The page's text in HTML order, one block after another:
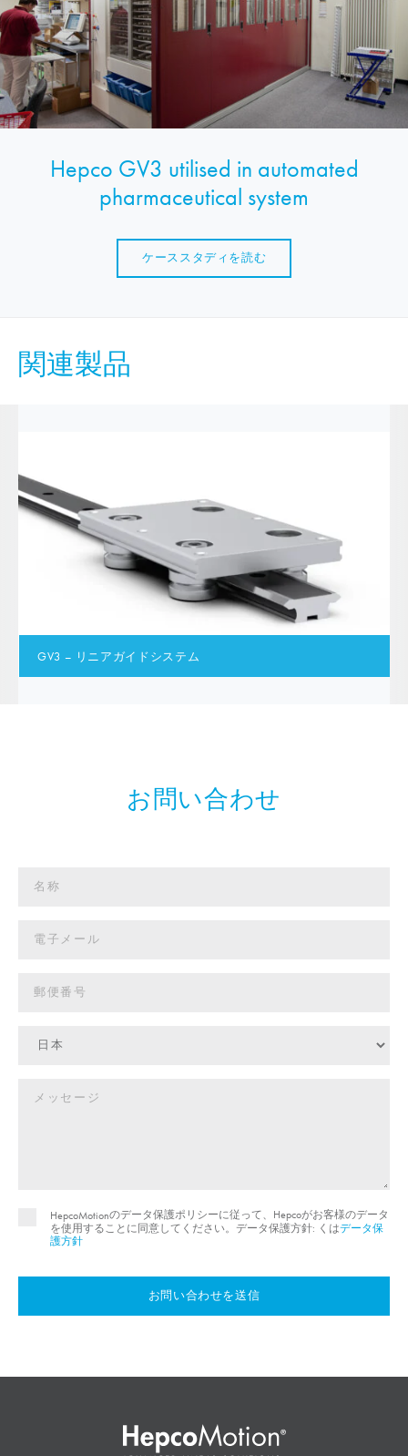
Hepco GV3 utilised in automated
pharmaceutical system
ケーススタディを読む
関連製品
GV3 – リニアガイドシステム
HepcoMotionのデータ保護ポリシーに従って、Hepcoがお客様のデータ
を使用することに同意してください。データ保護方針: くはデータ保
護方針
お問い合わせを送信